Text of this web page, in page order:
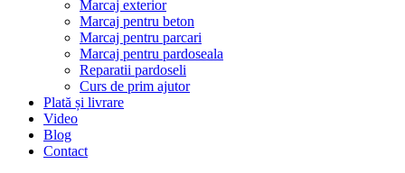
Marcaj exterior
Marcaj pentru beton
Marcaj pentru parcari
Marcaj pentru pardoseala
Reparatii pardoseli
Curs de prim ajutor
Plată și livrare
Video
Blog
Contact